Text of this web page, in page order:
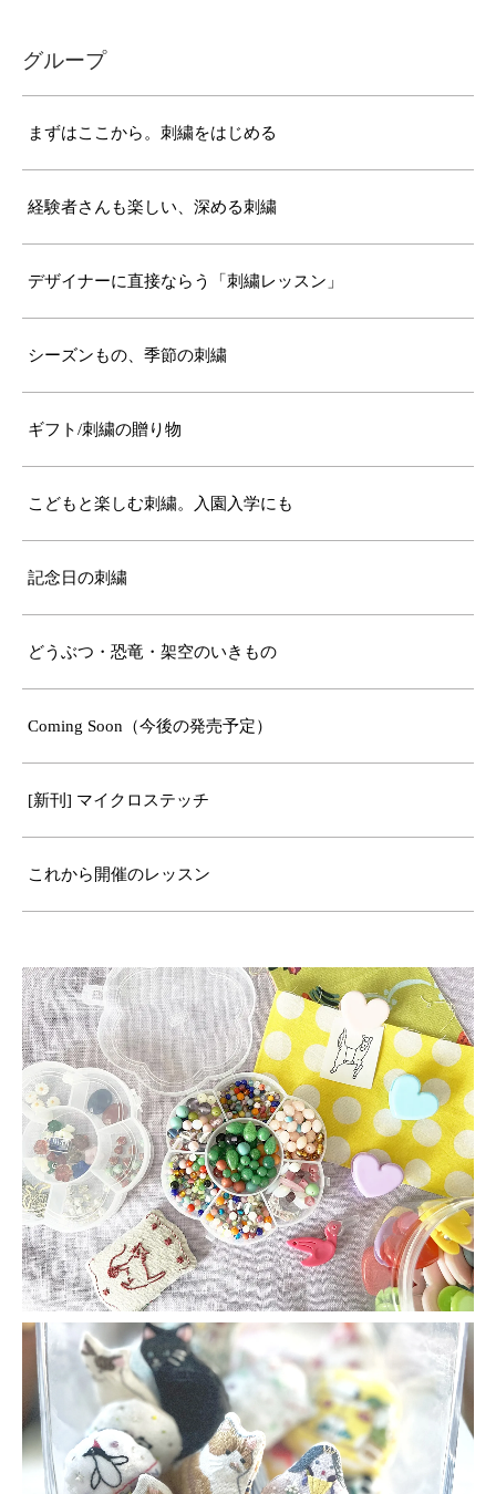
グループ
まずはここから。刺繍をはじめる
経験者さんも楽しい、深める刺繍
デザイナーに直接ならう「刺繍レッスン」
シーズンもの、季節の刺繍
ギフト/刺繍の贈り物
こどもと楽しむ刺繍。入園入学にも
記念日の刺繍
どうぶつ・恐竜・架空のいきもの
Coming Soon（今後の発売予定）
[新刊] マイクロステッチ
これから開催のレッスン